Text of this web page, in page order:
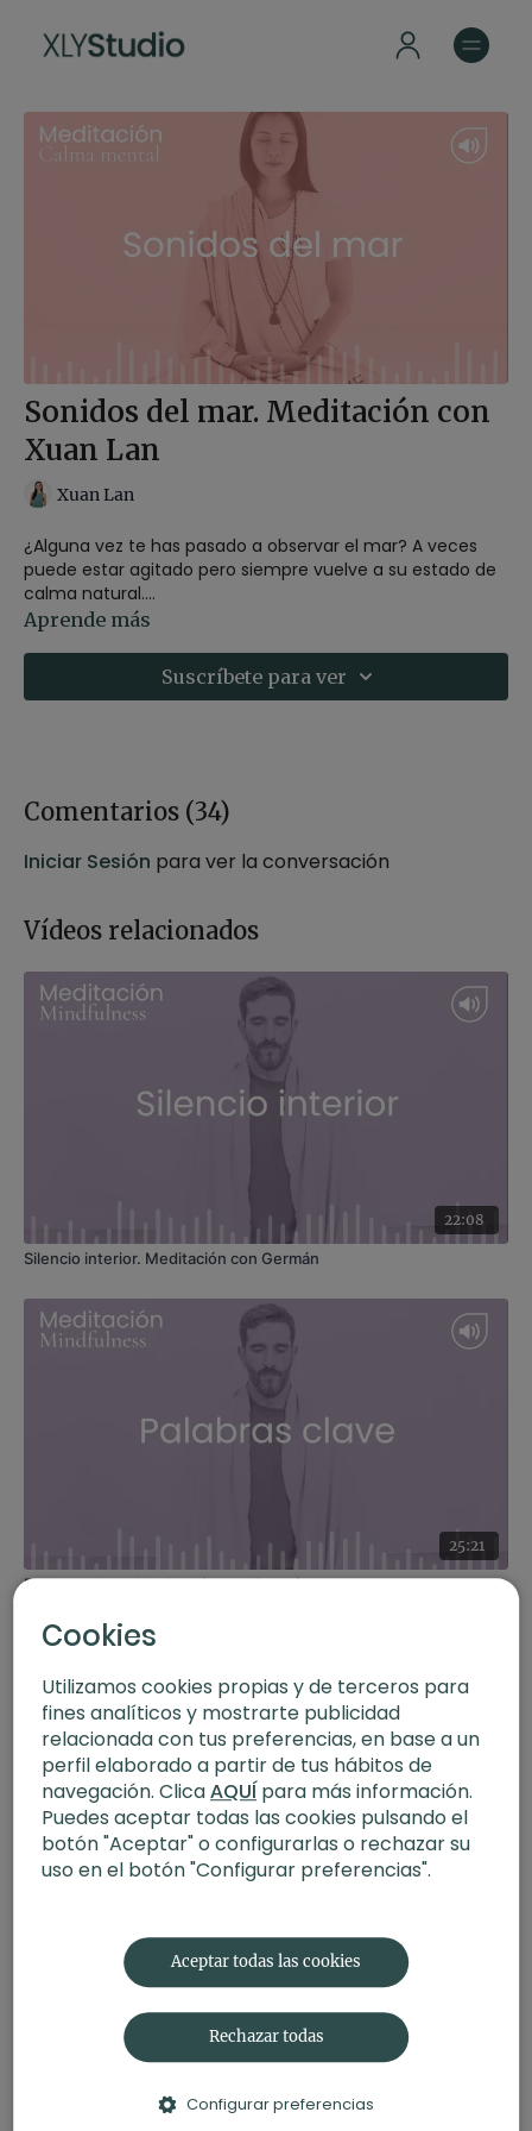
Sonidos del mar. Meditación con
Xuan Lan
Xuan Lan
¿Alguna vez te has pasado a observar el mar? A veces
puede estar agitado pero siempre vuelve a su estado de
calma natural.
cerca del mar y te dejes llevar por su sonido para
encontrar tu propio equilibrio interno.
Esperamos que la disfrutes.
Aprende más
Suscríbete para ver
Comentarios (34)
Iniciar Sesión para ver la conversación
Vídeos relacionados
22:08
Silencio interior. Meditación con Germán
25:21
Palabras clave. Meditación con Germán
Cookies
Utilizamos cookies propias y de terceros para
fines analíticos y mostrarte publicidad
relacionada con tus preferencias, en base a un
perfil elaborado a partir de tus hábitos de
navegación. ClicaAQUÍpara más información.
Puedes aceptar todas las cookies pulsando el
botón "Aceptar" o configurarlas o rechazar su
uso en el botón "Configurar preferencias".
Aceptar todas las cookies
Rechazar todas
Configurar preferencias